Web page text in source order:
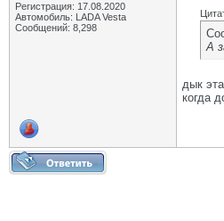
Регистрация: 17.08.2020
Автомобиль: LADA Vesta
Сообщений: 8,298
А
дык
когда